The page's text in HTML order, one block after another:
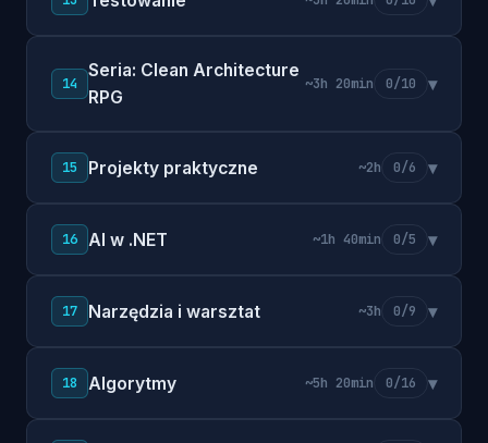
14
Seria: Clean Architecture
RPG
~3h 20min 0/10 ▾
15 Projekty praktyczne ~2h 0/6 ▾
16 AI w .NET ~1h 40min 0/5 ▾
17 Narzędzia i warsztat ~3h 0/9 ▾
18 Algorytmy ~5h 20min 0/16 ▾